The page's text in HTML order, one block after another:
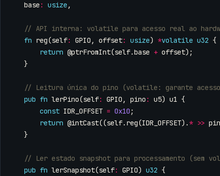
base : usize ,
fn reg(self: GPIO , offset: usize) *volatile u32 {
return @ptrFromInt(self.base + offset);
}
pub fn lerPino(self: GPIO , pino : u5) u1 {
const IDR_OFFSET = 0x10 ;
return @intCast((self. reg(IDR_OFFSET). * >>
}
pub fn lerSnapshot(self: GPIO) u32 {